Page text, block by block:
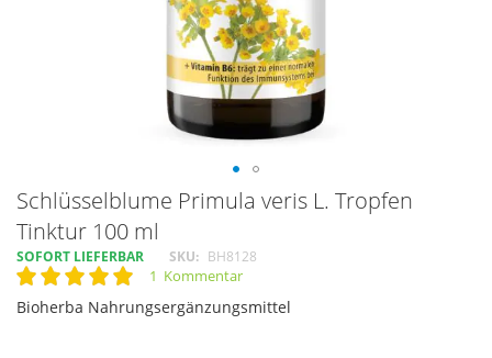
Schlüsselblume Primula veris L. Tropfen
Tinktur 100 ml
SOFORT LIEFERBAR SKU BH8128
Rating: 1 Kommentar
Bioherba Nahrungsergänzungsmittel
Skip
the
beginning
of
the